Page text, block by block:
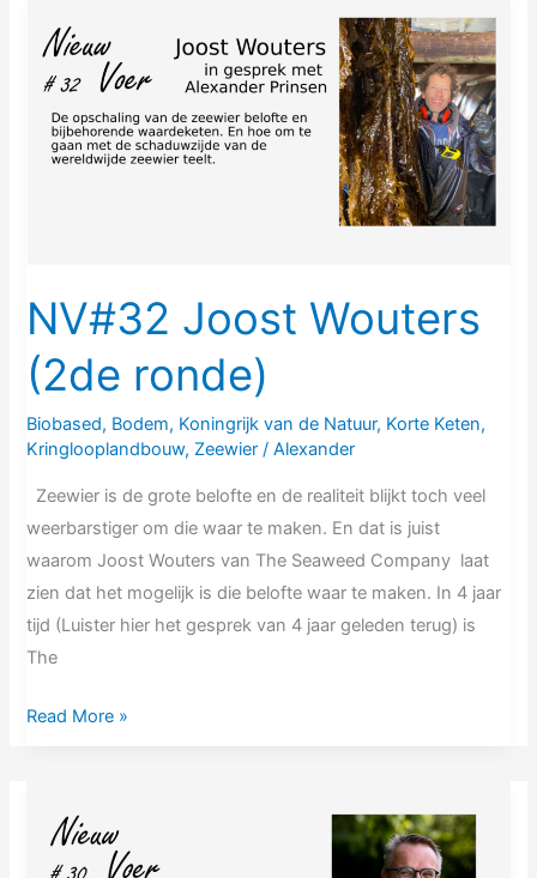
NV#32 Joost Wouters
(2de ronde)
Biobased, Bodem, Koningrijk van de Natuur, Korte Keten,
Kringlooplandbouw, Zeewier /Alexander
Zeewier is de grote belofte en de realiteit blijkt toch veel
weerbarstiger om die waar te maken. En dat is juist
waarom Joost Wouters van The Seaweed Company laat
zien dat het mogelijk is die belofte waar te maken. In 4 jaar
tijd (Luister hier het gesprek van 4 jaar geleden terug) is
The
Joost
Wouters
ronde)
Read More »
Jeroen
Klompe